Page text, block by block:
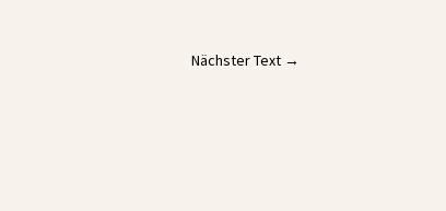
Nächster Text→